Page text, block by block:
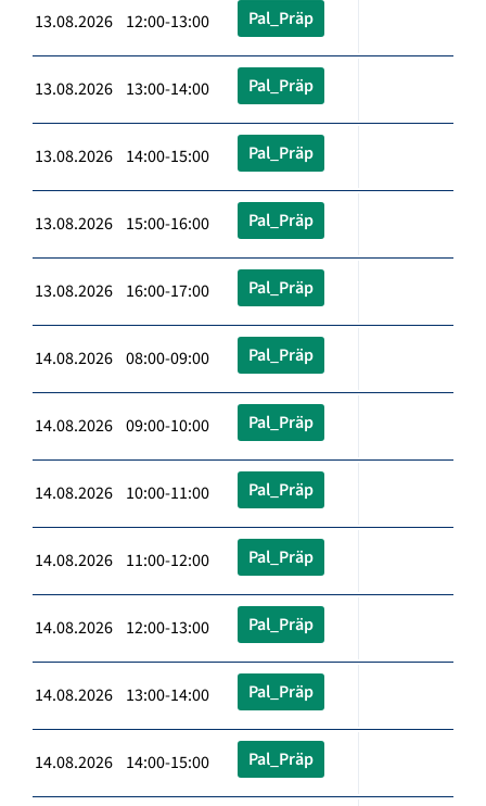
13.08.2026 12:00-13:00 Pal_Präp
13.08.2026 13:00-14:00 Pal_Präp
13.08.2026 14:00-15:00 Pal_Präp
13.08.2026 15:00-16:00 Pal_Präp
13.08.2026 16:00-17:00 Pal_Präp
14.08.2026 08:00-09:00 Pal_Präp
14.08.2026 09:00-10:00 Pal_Präp
14.08.2026 10:00-11:00 Pal_Präp
14.08.2026 11:00-12:00 Pal_Präp
14.08.2026 12:00-13:00 Pal_Präp
14.08.2026 13:00-14:00 Pal_Präp
14.08.2026 14:00-15:00 Pal_Präp